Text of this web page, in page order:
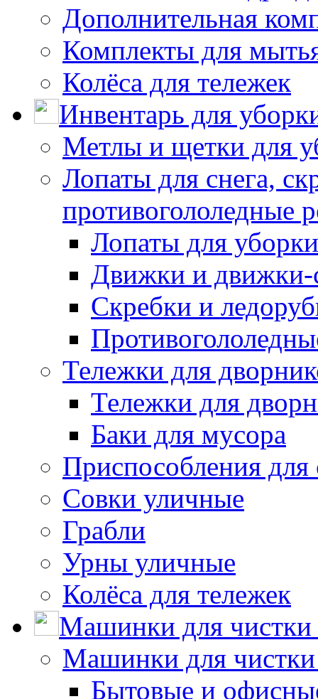
Дополнительная
Комплекты для
Колёса для тележек
Инвентарь для
Метлы и щетки для
Лопаты для снега,
противогололедные
Лопаты для
Движки и движки-
Скребки и
Тележки для
Тележки для
Баки для мусора
Приспособления для
Совки уличные
Грабли
Урны уличные
Колёса для тележек
Машинки для чистки
Машинки для
Бытовые и